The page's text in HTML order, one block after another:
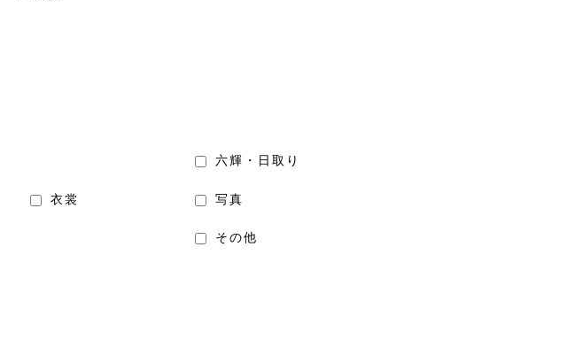
六輝・日取り
衣裳 写真
その他